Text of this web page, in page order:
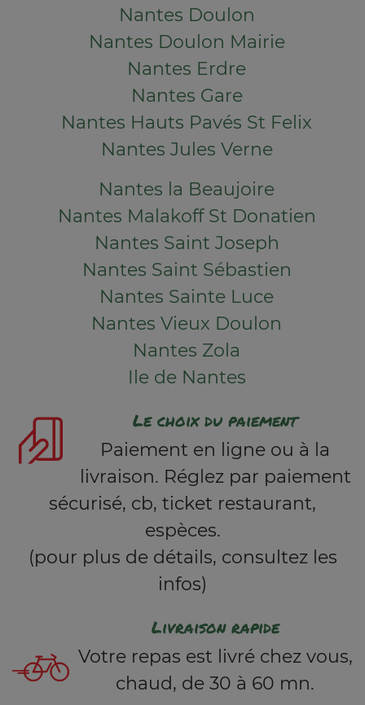
Nantes Doulon
Nantes Doulon Mairie
Nantes Erdre
Nantes Gare
Nantes Hauts Pavés St Felix
Nantes Jules Verne
Nantes la Beaujoire
Nantes Malakoff St Donatien
Nantes Saint Joseph
Nantes Saint Sébastien
Nantes Sainte Luce
Nantes Vieux Doulon
Nantes Zola
Ile de Nantes
Le choix du paiement
Paiement en ligne ou à la
livraison. Réglez par paiement
sécurisé, cb, ticket restaurant,
espèces.
(pour plus de détails, consultez les
infos)
Livraison rapide
Votre repas est livré chez vous,
chaud, de 30 à 60 mn.